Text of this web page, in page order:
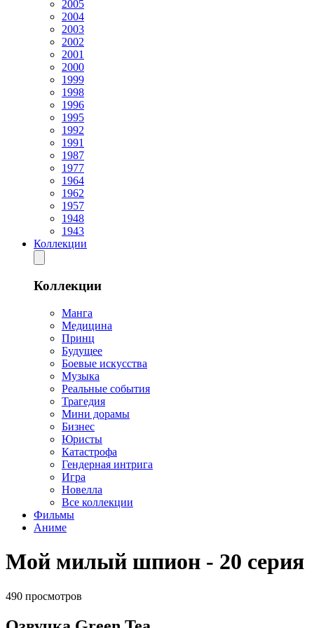
2005
2004
2003
2002
2001
2000
1999
1998
1996
1995
1992
1991
1987
1977
1964
1962
1957
1948
1943
Коллекции
Коллекции
Манга
Медицина
Принц
Будущее
Боевые искусства
Музыка
Реальные события
Трагедия
Мини дорамы
Бизнес
Юристы
Катастрофа
Гендерная интрига
Игра
Новелла
Все коллекции
Фильмы
Аниме
Мой милый шпион - 20 серия
490 просмотров